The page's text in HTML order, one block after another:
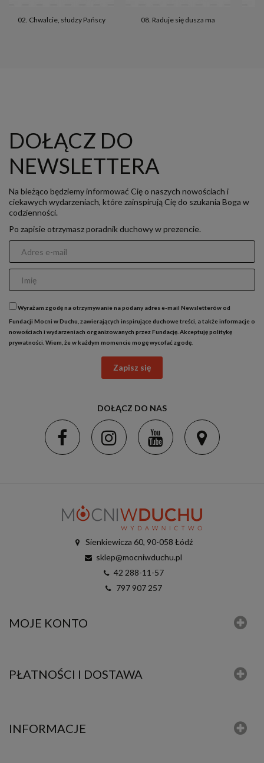
02. Chwalcie, słudzy Pańscy 08. Raduje się dusza ma
DOŁĄCZ DO
NEWSLETTERA
Na bieżąco będziemy informować Cię o naszych nowościach i
ciekawych wydarzeniach, które zainspirują Cię do szukania Boga w
codzienności.
Po zapisie otrzymasz poradnik duchowy w prezencie.
Wyrażam zgodę na otrzymywanie na podany adres e-mail Newsletterów od
Fundacji Mocni w Duchu, zawierających inspirujące duchowe treści, a także informacje o
nowościach i wydarzeniach organizowanych przez Fundację. Akceptujępolitykę
prywatności . Wiem, że w każdym momencie mogę wycofać zgodę.
Zapisz się
DOŁĄCZ DO NAS
Sienkiewicza 60, 90-058 Łódź
sklep@mocniwduchu.pl
42 288-11-57
797 907 257
MOJE KONTO
PŁATNOŚCI I DOSTAWA
INFORMACJE